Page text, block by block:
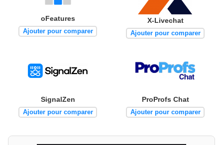
oFeatures
Ajouter pour comparer
X-Livechat
Ajouter pour comparer
SignalZen
Ajouter pour comparer
ProProfs Chat
Ajouter pour comparer